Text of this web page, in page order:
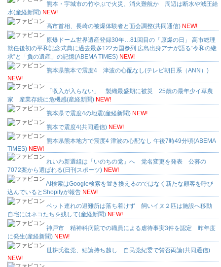
熊本・宇城市の竹やぶで火災、消火難航か 周辺は断水や減圧給
水(産経新聞) NEW!
高市首相、長崎の被爆体験者と面会調整(共同通信) NEW!
原爆ドーム世界遺産登録30年…81回目の「原爆の日」 高市総理
就任後初の平和記念式典に過去最多122カ国参列 広島出身アナが語る“令和の継
承”と「負の遺産」の記憶(ABEMA TIMES) NEW!
熊本県熊本で震度4 津波の心配なし(テレビ朝日系（ANN）)
NEW!
「収入が入らない」 製織最盛期に被災 25歳の最年少イ草農
家 産業存続に危機感(産経新聞) NEW!
熊本県で震度4の地震(産経新聞) NEW!
熊本で震度4(共同通信) NEW!
熊本県熊本地方で震度4 津波の心配なし 午後7時49分頃(ABEMA
TIMES) NEW!
れいわ新選組は「いのちの党」へ 党名変更を発表 公募の
7072案から選ばれる(日刊スポーツ) NEW!
AI検索はGoogle検索を置き換えるのではなく新たな顧客を呼び
込んでいるとShopifyが報告 NEW!
ペット連れの避難所は落ち着けず 飼いイヌ２匹は施設へ移動
自宅にはネコたちを残して(産経新聞) NEW!
神戸市 精神科病院での職員による虐待事実3件を認定 昨年度
に発生(産経新聞) NEW!
世耕氏復党、結論持ち越し 自民党紀委で賛否両論(共同通信)
NEW!